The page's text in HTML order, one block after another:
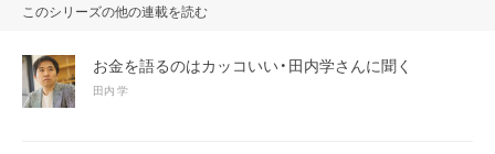
このシリーズの他の連載を読む
お金を語るのはカッコいい・田内学さんに聞く
田内 学